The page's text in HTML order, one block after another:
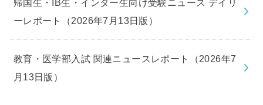
帰国生・IB生・インター生向け受験ニュース デイリ
ーレポート（2026年7月13日版）
教育・医学部入試 関連ニュースレポート（2026年7
月13日版）